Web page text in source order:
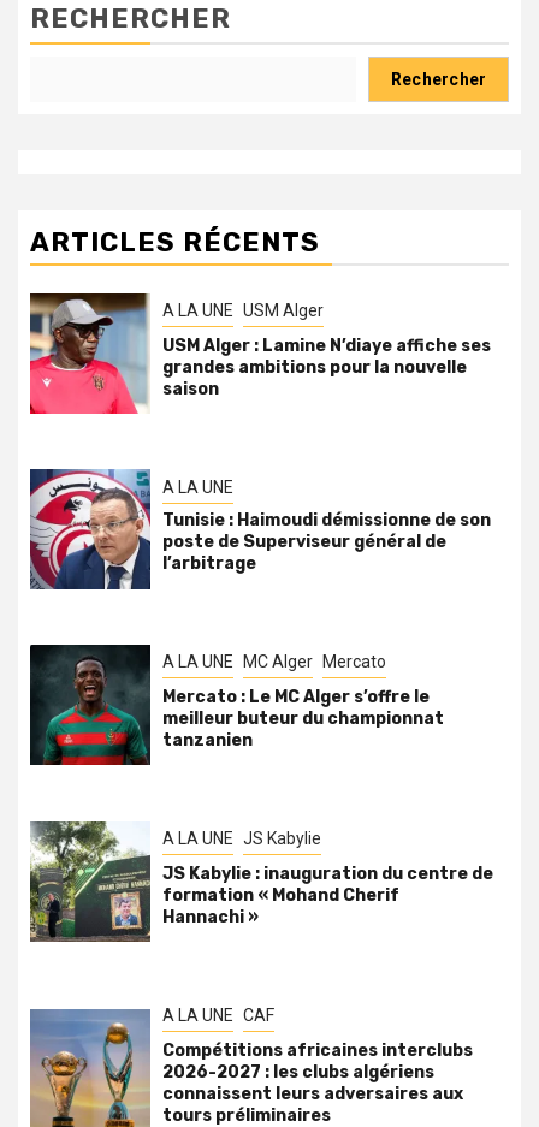
RECHERCHER
Rechercher
ARTICLES RÉCENTS
A LA UNE USM Alger
USM Alger : Lamine N’diaye affiche ses
grandes ambitions pour la nouvelle
saison
A LA UNE
Tunisie : Haimoudi démissionne de son
poste de Superviseur général de
l’arbitrage
A LA UNE MC Alger Mercato
Mercato : Le MC Alger s’offre le
meilleur buteur du championnat
tanzanien
A LA UNE JS Kabylie
JS Kabylie : inauguration du centre de
formation « Mohand Cherif
Hannachi »
A LA UNE CAF
Compétitions africaines interclubs
2026-2027 : les clubs algériens
connaissent leurs adversaires aux
tours préliminaires